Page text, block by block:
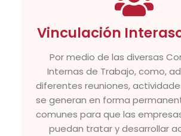
Vinculación
Por medio de las diversas
Internas de Trabajo, como,
diferentes reuniones,
se generan en forma
comunes para que las
puedan tratar y desarrollar